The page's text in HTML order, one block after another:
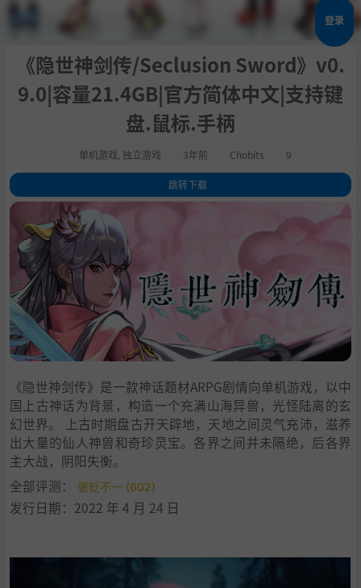
登录
《隐世神剑传/Seclusion Sword》v0.
9.0|容量21.4GB|官方简体中文|支持键
盘.鼠标.手柄
单机游戏 独立游戏 3年前 Chobits 9
跳转下载
1.关于这款游戏
2.系统需求
3.支持作者
4 学习版下载
《隐世神剑传》是一款神话题材ARPG剧情向单机游戏，以中
国上古神话为背景，构造一个充满山海异兽，光怪陆离的玄
幻世界。 上古时期盘古开天辟地，天地之间灵气充沛，滋养
出大量的仙人神兽和奇珍灵宝。各界之间并未隔绝，后各界
主大战，阴阳失衡。
全部评测：
褒贬不一 (602)
发行日期：2022 年 4 月 24 日